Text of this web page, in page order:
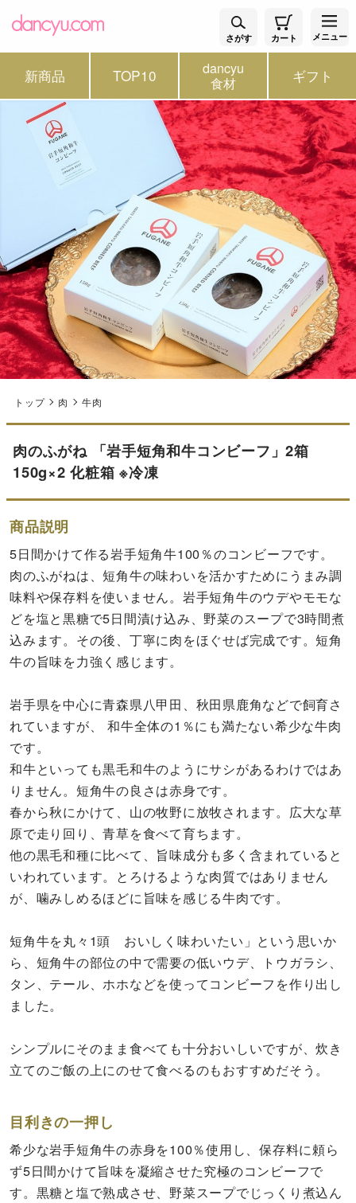
さがす カート メニュー
新商品 TOP10 dancyu
食材 ギフト
トップ 肉 牛肉
肉のふがね 「岩手短角和牛コンビーフ」2箱
150g×2 化粧箱 ※冷凍
商品説明
5日間かけて作る岩手短角牛100％のコンビーフです。
肉のふがねは、短角牛の味わいを活かすためにうまみ調
味料や保存料を使いません。岩手短角牛のウデやモモな
どを塩と黒糖で5日間漬け込み、野菜のスープで3時間煮
込みます。その後、丁寧に肉をほぐせば完成です。短角
牛の旨味を力強く感じます。
岩手県を中心に青森県八甲田、秋田県鹿角などで飼育さ
れていますが、 和牛全体の1％にも満たない希少な牛肉
です。
和牛といっても黒毛和牛のようにサシがあるわけではあ
りません。短角牛の良さは赤身です。
春から秋にかけて、山の牧野に放牧されます。広大な草
原で走り回り、青草を食べて育ちます。
他の黒毛和種に比べて、旨味成分も多く含まれていると
いわれています。とろけるような肉質ではありません
が、噛みしめるほどに旨味を感じる牛肉です。
短角牛を丸々1頭 おいしく味わいたい」という思いか
ら、短角牛の部位の中で需要の低いウデ、トウガラシ、
タン、テール、ホホなどを使ってコンビーフを作り出し
ました。
シンプルにそのまま食べても十分おいしいですが、炊き
立てのご飯の上にのせて食べるのもおすすめだそう。
目利きの一押し
希少な岩手短角牛の赤身を100％使用し、保存料に頼ら
ず5日間かけて旨味を凝縮させた究極のコンビーフで
す。黒糖と塩で熟成させ、野菜スープでじっくり煮込ん